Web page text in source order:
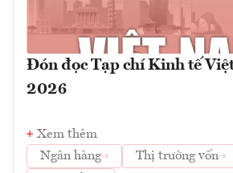
Đón đọc Tạp chí Kinh tế
2026
Xem thêm
Ngân hàng
Thị trường vốn